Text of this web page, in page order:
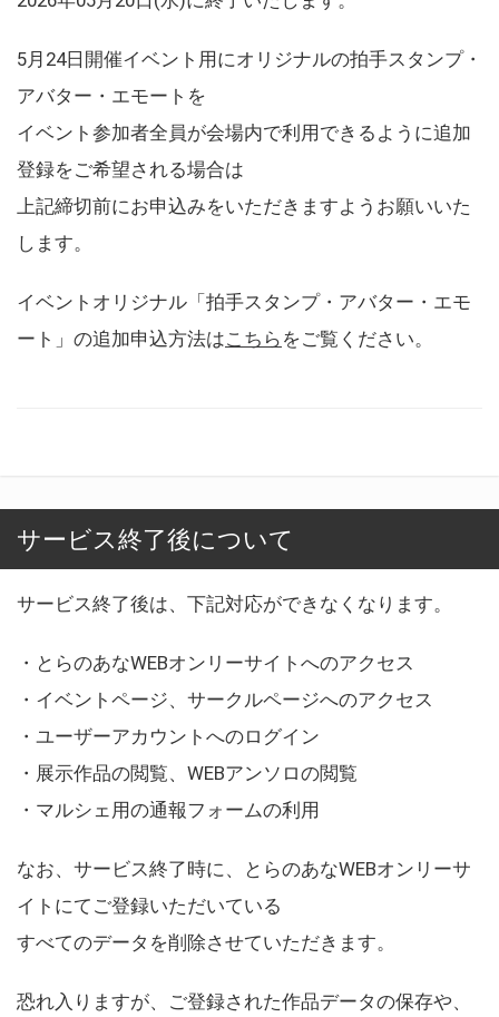
5月24日開催イベント用にオリジナルの拍手スタンプ・
アバター・エモートを
イベント参加者全員が会場内で利用できるように追加
登録をご希望される場合は
上記締切前にお申込みをいただきますようお願いいた
します。
イベントオリジナル「拍手スタンプ・アバター・エモ
ート」の追加申込方法はこちら をご覧ください。
サービス終了後について
サービス終了後は、下記対応ができなくなります。
・とらのあなWEBオンリーサイトへのアクセス
・イベントページ、サークルページへのアクセス
・ユーザーアカウントへのログイン
・展示作品の閲覧、WEBアンソロの閲覧
・マルシェ用の通報フォームの利用
なお、サービス終了時に、とらのあなWEBオンリーサ
イトにてご登録いただいている
すべてのデータを削除させていただきます。
恐れ入りますが、ご登録された作品データの保存や、